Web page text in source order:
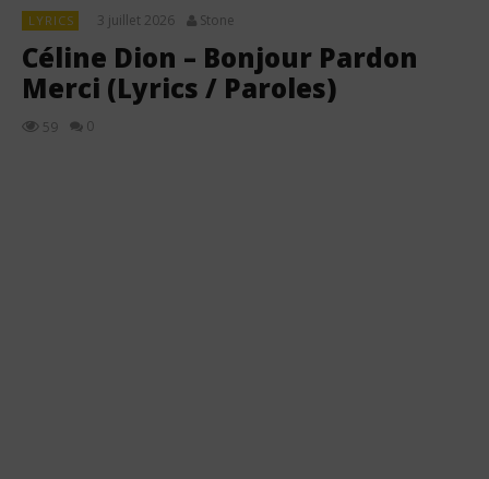
LYRICS 3 juillet 2026 Stone
Céline Dion – Bonjour Pardon
Merci (Lyrics / Paroles)
59 0